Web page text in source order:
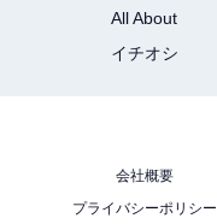
All About
イチオシ
会社概要
プライバシーポリシー